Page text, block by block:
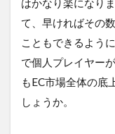
て、早ければその
こともできるよう
で個人プレイヤー
もEC市場全体の底
しょうか。